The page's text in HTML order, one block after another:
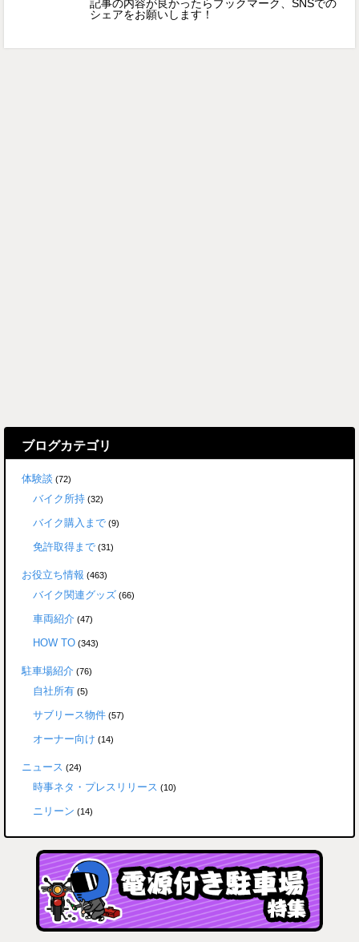
記事の内容が良かったらブックマーク、SNSでの
シェアをお願いします！
ブログカテゴリ
体験談 (72)
バイク所持 (32)
バイク購入まで (9)
免許取得まで (31)
お役立ち情報 (463)
バイク関連グッズ (66)
車両紹介 (47)
HOW TO (343)
駐車場紹介 (76)
自社所有 (5)
サブリース物件 (57)
オーナー向け (14)
ニュース (24)
時事ネタ・プレスリリース (10)
ニリーン (14)